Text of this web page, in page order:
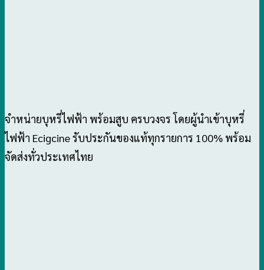
จำหน่ายบุหรี่ไฟฟ้า พร้อมสูบ ครบวงจร โดยผู้นำเข้าบุหรี่
ไฟฟ้า Ecigcine รับประกันของแท้ทุกรายการ 100% พร้อม
จัดส่งทั่วประเทศไทย